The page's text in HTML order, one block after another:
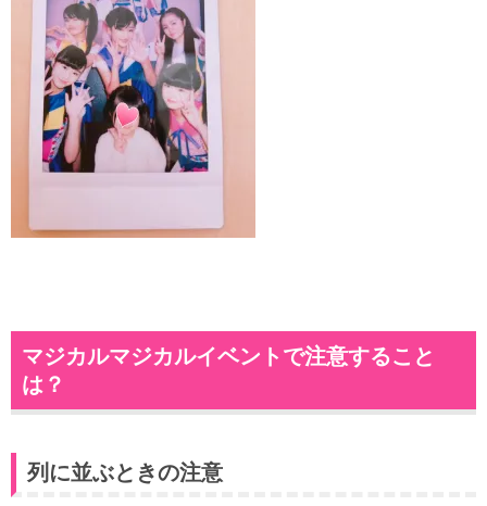
マジカルマジカルイベントで注意すること
は？
列に並ぶときの注意